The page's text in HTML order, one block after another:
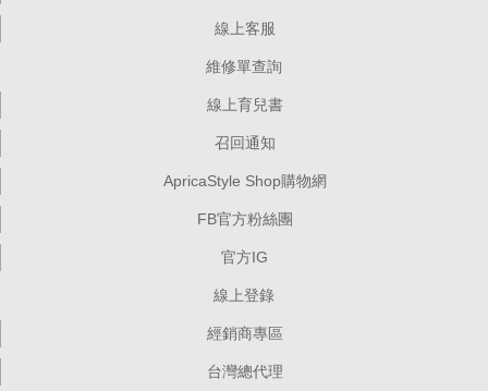
線上客服
維修單查詢
線上育兒書
召回通知
ApricaStyle Shop購物網
FB官方粉絲團
官方IG
線上登錄
經銷商專區
台灣總代理